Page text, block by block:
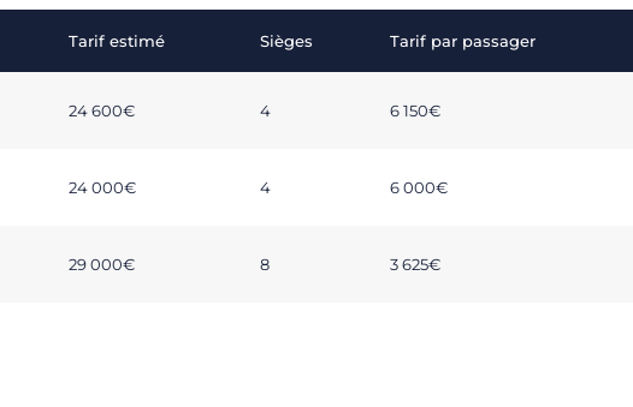
Tarif estimé Sièges Tarif par passager
24 600€ 4 6 150€
24 000€ 4 6 000€
29 000€ 8 3 625€